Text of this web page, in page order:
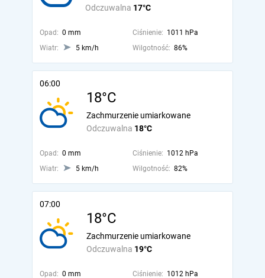
Odczuwalna 17°C
Opad: 0 mm Ciśnienie: 1011 hPa
Wiatr:
5 km/h Wilgotność: 86%
06:00
18°C
Odczuwalna 18°C
Zachmurzenie umiarkowane
Opad: 0 mm Ciśnienie: 1012 hPa
Wiatr:
5 km/h Wilgotność: 82%
07:00
18°C
Odczuwalna 19°C
Zachmurzenie umiarkowane
Opad: 0 mm Ciśnienie: 1012 hPa